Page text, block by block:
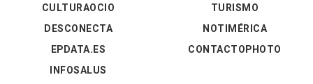
CULTURAOCIO
DESCONECTA
EPDATA.ES
INFOSALUS
TURISMO
NOTIMÉRICA
CONTACTOPHOTO